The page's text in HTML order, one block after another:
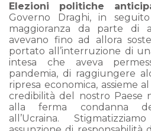
Elezioni politiche
Governo Draghi, in
maggioranza da parte di
avevano fino ad allora
portato all’interruzione di
intesa che aveva
pandemia, di raggiungere
ripresa economica, assieme
credibilità del nostro Paese
alla ferma condanna
all’Ucraina.